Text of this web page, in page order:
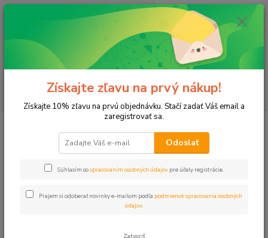
Menu
(Po-Pia, 8-17 hod.)
ks
za0 €
Vozík RN metal ROBUST 50
Vozík RN metal ROBUST 50
Získajte zľavu na prvý nákup!
Získajte 10% zľavu na prvú objednávku. Stačí zadať Váš email a
zaregistrovať sa.
Odoslať
Súhlasím sospracovaním osobných údajov pre účely registrácie.
Prajem si odoberať novinky e-mailom podľa podmienok spracovania osobných
údajov
Zatvoriť